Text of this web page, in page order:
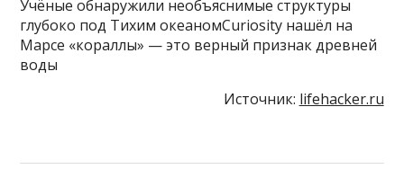
Учёные обнаружили необъяснимые структуры
глубоко под Тихим океаномCuriosity нашёл на
Марсе «кораллы» — это верный признак древней
воды
Источник: lifehacker.ru